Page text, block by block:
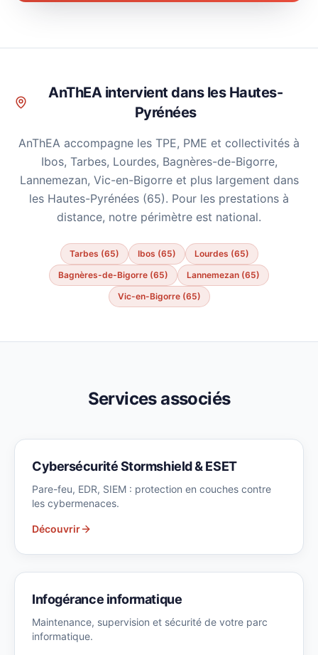
AnThEA intervient dans les Hautes-
Pyrénées
AnThEA accompagne les TPE, PME et collectivités à
Ibos, Tarbes, Lourdes, Bagnères-de-Bigorre,
Lannemezan, Vic-en-Bigorre et plus largement dans
les Hautes-Pyrénées (65). Pour les prestations à
distance, notre périmètre est national.
Tarbes (65) Ibos (65)
Lourdes (65)
Bagnères-de-Bigorre (65)
Lannemezan (65)
Vic-en-Bigorre (65)
Services associés
Cybersécurité Stormshield & ESET
Pare-feu, EDR, SIEM : protection en couches contre
les cybermenaces.
Découvrir
Infogérance informatique
Maintenance, supervision et sécurité de votre parc
informatique.